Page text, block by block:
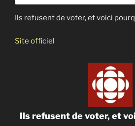
Ils refusent de voter, et voici
Site officiel
Ils refusent de voter, et